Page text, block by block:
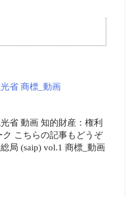
省 商標_動画
省 動画 知的財産：権利
こちらの記事もどうぞ
局 (saip) vol.1 商標_動画